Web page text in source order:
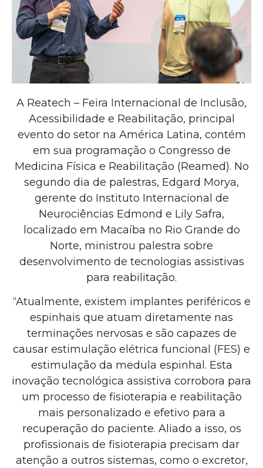
A Reatech – Feira Internacional de Inclusão,
Acessibilidade e Reabilitação, principal
evento do setor na América Latina, contém
em sua programação o Congresso de
Medicina Física e Reabilitação (Reamed). No
segundo dia de palestras, Edgard Morya,
gerente do Instituto Internacional de
Neurociências Edmond e Lily Safra,
localizado em Macaíba no Rio Grande do
Norte, ministrou palestra sobre
desenvolvimento de tecnologias assistivas
para reabilitação.
“Atualmente, existem implantes periféricos e
espinhais que atuam diretamente nas
terminações nervosas e são capazes de
causar estimulação elétrica funcional (FES) e
estimulação da medula espinhal. Esta
inovação tecnológica assistiva corrobora para
um processo de fisioterapia e reabilitação
mais personalizado e efetivo para a
recuperação do paciente. Aliado a isso, os
profissionais de fisioterapia precisam dar
atenção a outros sistemas, como o excretor,